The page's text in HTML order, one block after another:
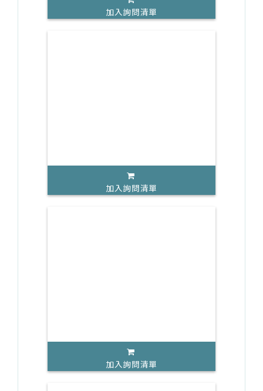
加入詢問清單
加入詢問清單
加入詢問清單